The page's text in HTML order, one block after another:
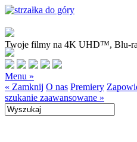
Twoje filmy na 4K UHD™, Blu-
Menu »
« Zamknij O nas Premiery
szukanie zaawansowane »